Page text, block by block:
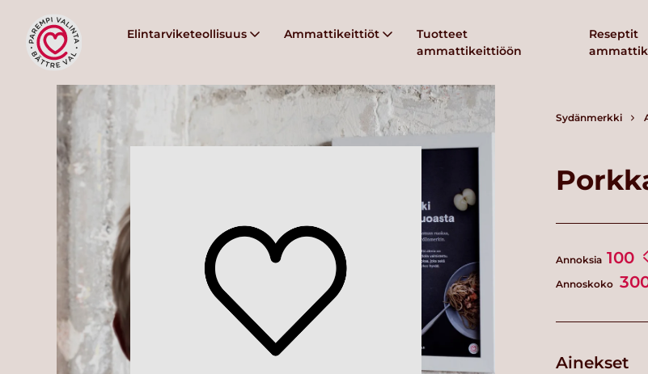
Elintarviketeollisuus Ammattikeittiöt
Tuotteet
ammattikeittiöön
Reseptit
Sydänmerkki
Annoksia
Annoskoko
Ainekset